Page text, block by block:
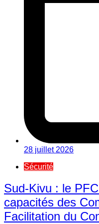
28 juillet 2026
Sécurité
Sud-Kivu : le
capacités des
Facilitation du